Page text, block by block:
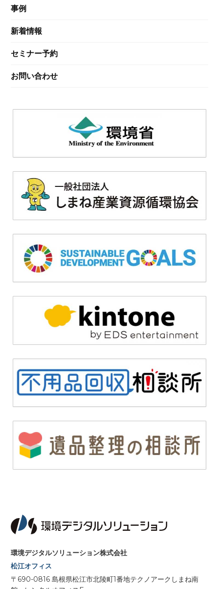
事例
新着情報
セミナー予約
お問い合わせ
環境デジタルソリューション株式会社
松江オフィス
〒690-0816 島根県松江市北陵町1番地テクノアークしまね南